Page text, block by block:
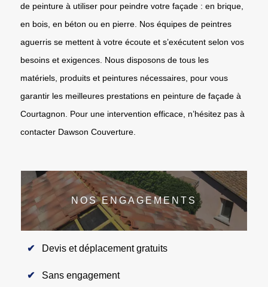
de peinture à utiliser pour peindre votre façade : en brique,
en bois, en béton ou en pierre. Nos équipes de peintres
aguerris se mettent à votre écoute et s’exécutent selon vos
besoins et exigences. Nous disposons de tous les
matériels, produits et peintures nécessaires, pour vous
garantir les meilleures prestations en peinture de façade à
Courtagnon. Pour une intervention efficace, n’hésitez pas à
contacter Dawson Couverture.
NOS ENGAGEMENTS
Devis et déplacement gratuits
Sans engagement